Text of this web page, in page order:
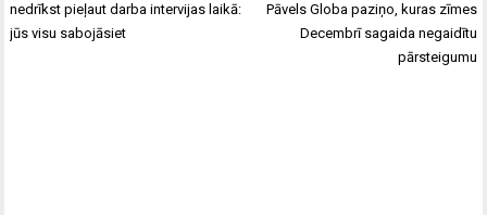
nedrīkst pieļaut darba intervijas laikā:
jūs visu sabojāsiet
Pāvels Globa paziņo, kuras zīmes
Decembrī sagaida negaidītu
pārsteigumu